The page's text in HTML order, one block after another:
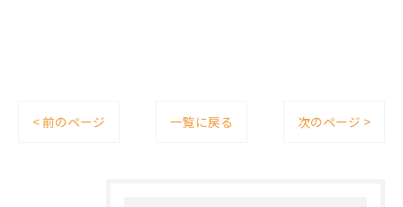
< 前のページ 一覧に戻る 次のページ >